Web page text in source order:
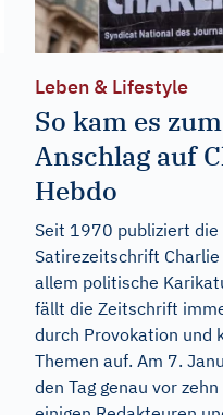
Leben & Lifestyle
So kam es zum
Anschlag auf
Hebdo
Seit 1970 publiziert die
Satirezeitschrift Charlie
allem politische
fällt die Zeitschrift
durch Provokation und
Themen auf. Am 7.
den Tag genau vor